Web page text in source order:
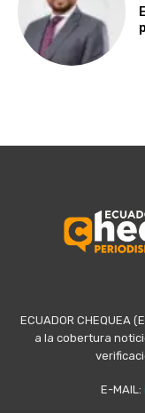
ECUADOR CHEQUEA
a la cobertura
E-MAIL: